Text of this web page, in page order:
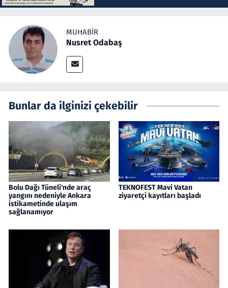
MUHABIR
Nusret Odabaş
Bunlar da ilginizi çekebilir
Bolu Dağı Tüneli'nde araç
yangını nedeniyle Ankara
istikametinde ulaşım
sağlanamıyor
TEKNOFEST Mavi Vatan
ziyaretçi kayıtları başladı